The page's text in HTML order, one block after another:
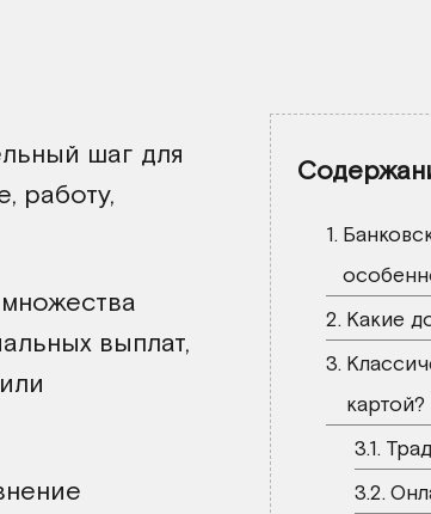
шаг для
работу,
выплат,
Какие
картой?